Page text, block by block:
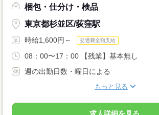
梱包・仕分け・検品
東京都杉並区/荻窪駅
時給1,600円～ 交通費全額支給
08：00〜17：00 【残業】基本無し
週の出勤日数・曜日による
もっと見る